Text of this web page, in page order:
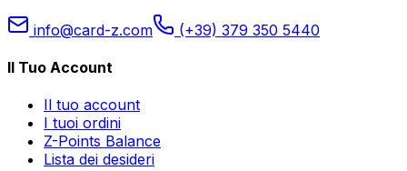
info@card-z.com (+39) 379 350 5440
Il Tuo Account
Il tuo account
I tuoi ordini
Z-Points Balance
Lista dei desideri